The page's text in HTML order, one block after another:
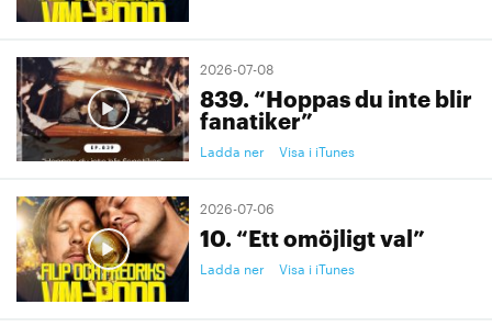
2026-07-08
839. “Hoppas du inte blir
fanatiker”
Ladda ner Visa i iTunes
2026-07-06
10. “Ett omöjligt val”
Ladda ner Visa i iTunes